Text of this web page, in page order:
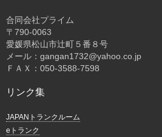
合同会社プライム
〒 790-0063
愛媛県松山市辻町５番８号
メール：gangan1732@yahoo.co.jp
ＦＡＸ：050-3588-7598
リンク集
JAPANトランクルーム
eトランク